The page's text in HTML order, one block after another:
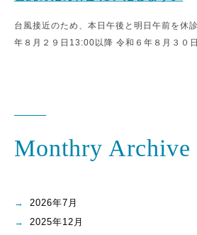
台風接近のため、本日午後と明日午前を
年８月２９日13:00以降 令和６年８月３０
Monthry Archive
2026年7月
2025年12月